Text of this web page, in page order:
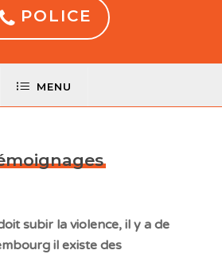
POLICE
MENU
subir la violence, il y a de
il existe des